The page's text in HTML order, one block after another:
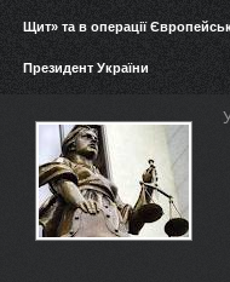
Щит» та в операції
Президент України